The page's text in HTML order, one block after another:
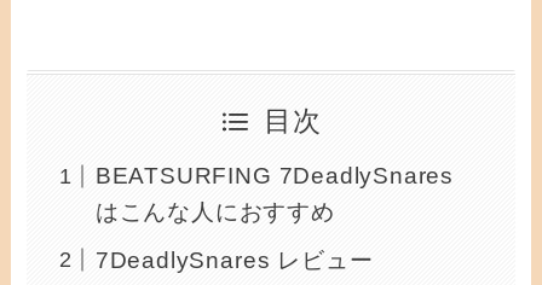
目次
BEATSURFING 7DeadlySnares
はこんな人におすすめ
7DeadlySnares レビュー